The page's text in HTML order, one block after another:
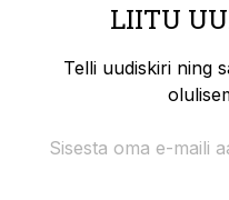
LIITU
Telli uudiskiri ning